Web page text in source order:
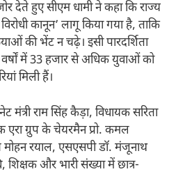
देते हुए सीएम धामी ने कहा कि राज्य
कानून’ लागू किया गया है, ताकि
की भेंट न चढ़े। इसी पारदर्शिता
में 33 हजार से अधिक युवाओं को
मिली हैं।
राम सिंह कैड़ा, विधायक सरिता
एरा ग्रुप के चेयरमैन प्रो. कमल
मोहन रयाल, एसएसपी डॉ. मंजूनाथ
शिक्षक और भारी संख्या में छात्र-